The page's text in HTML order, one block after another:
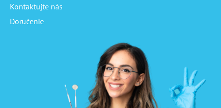
Kontaktujte nás
Doručenie